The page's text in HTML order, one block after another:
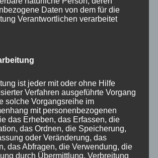
Eine Reise durch Geschichte,
Verantwortung
Daten von dem für die
Verantwortlichen verarbeitet
ist jeder mit oder ohne Hilfe
Verfahren ausgeführte Vorgang
solche Vorgangsreihe im
mit personenbezogenen
das Erheben, das Erfassen, die
das Ordnen, die Speicherung,
oder Veränderung, das
das Abfragen, die Verwendung, die
durch Übermittlung, Verbreitung